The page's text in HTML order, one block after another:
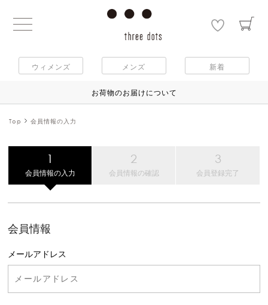
ウィメンズ メンズ 新着
お荷物のお届けについて
Top 会員情報の入力
会員情報の入力 会員情報の確認 会員登録完了
会員情報
メールアドレス